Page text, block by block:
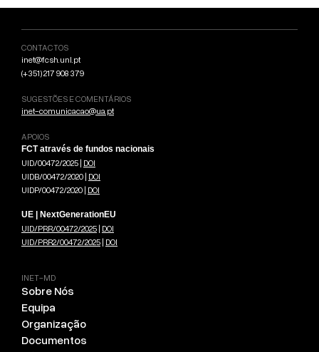
CONTACTOS
inet@fcsh.unl.pt
(+351) 217 908 379
SUGESTÕES E COMENTÁRIOS
inet-comunicacao@ua.pt
APOIOS
FCT através de fundos nacionais
UID/00472/2025 | DOI
UIDB/00472/2020 | DOI
UIDP/00472/2020 | DOI
UE | NextGenerationEU
UID/PRR/00472/2025 | DOI
UID/PRR2/00472/2025 | DOI
INET-MD
Sobre Nós
Equipa
Organização
Documentos